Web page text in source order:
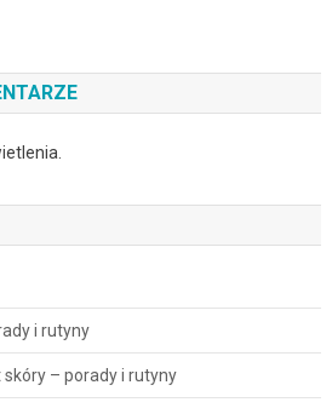
i rutyny
– porady i rutyny